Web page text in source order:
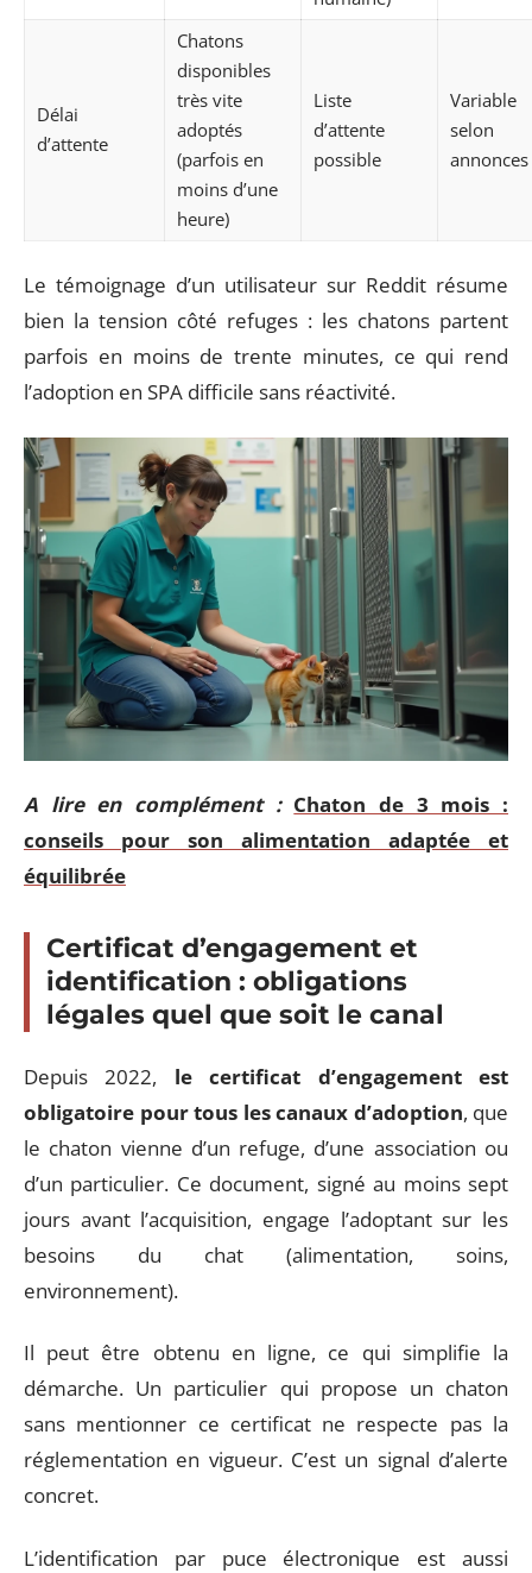
Délai
d’attente
Chatons
disponibles
très vite
adoptés
(parfois en
moins d’une
heure)
Liste
d’attente
possible
Variable
selon
annonces
Le témoignage d’un utilisateur sur Reddit résume
bien la tension côté refuges : les chatons partent
parfois en moins de trente minutes, ce qui rend
l’adoption en SPA difficile sans réactivité.
A lire en complément : Chaton de 3 mois :
conseils pour son alimentation adaptée et
équilibrée
Certificat d’engagement et
identification : obligations
légales quel que soit le canal
Depuis 2022, le certificat d’engagement est
obligatoire pour tous les canaux d’adoption, que
le chaton vienne d’un refuge, d’une association ou
d’un particulier. Ce document, signé au moins sept
jours avant l’acquisition, engage l’adoptant sur les
besoins du chat (alimentation, soins,
environnement).
Il peut être obtenu en ligne, ce qui simplifie la
démarche. Un particulier qui propose un chaton
sans mentionner ce certificat ne respecte pas la
réglementation en vigueur. C’est un signal d’alerte
concret.
L’identification par puce électronique est aussi